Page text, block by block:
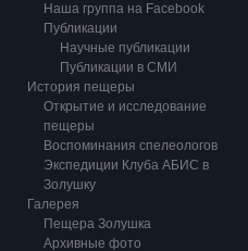
Наша группа на Facebook
Публикации
Научные публикации
Публикации в СМИ
История пещеры
Открытие и исследование
пещеры
Воспоминания спелеологов
Экспедиции Клуба АБИС в
Золушку
Галерея
Пещера Золушка
Архивные фото